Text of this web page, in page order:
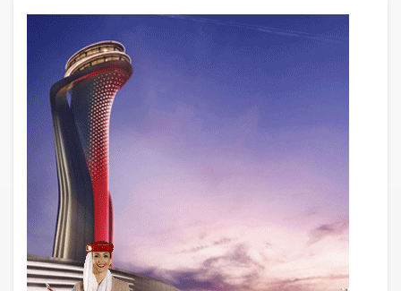
Türkiye’nin Milli Motor Projelerinde Yeni
Dönem: TEI TEKNOLOJİ Kuruldu
22 saat önce
SunExpress Günlük Yolcu Rekorunu 72
Bin 340’a Çıkardı
23 saat önce
İstanbul Havalimanı’nın 4. Pistinde İlk
Test Uçuşu Yapıldı
23 saat önce